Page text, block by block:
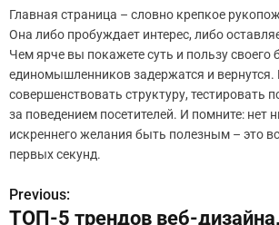
Главная страница – словно крепкое
Она либо пробуждает интерес, либо
Чем ярче вы покажете суть и пользу своего
единомышленников задержатся и вернутся.
совершенствовать структуру, тестировать
за поведением посетителей. И помните: нет
искреннего желания быть полезным – это
первых секунд.
Н
Previous:
ТОП-5 трендов веб-